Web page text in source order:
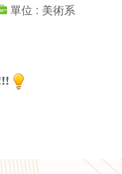
單位 : 美術系